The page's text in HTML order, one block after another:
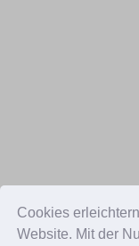
Cookies
Website. Mit der